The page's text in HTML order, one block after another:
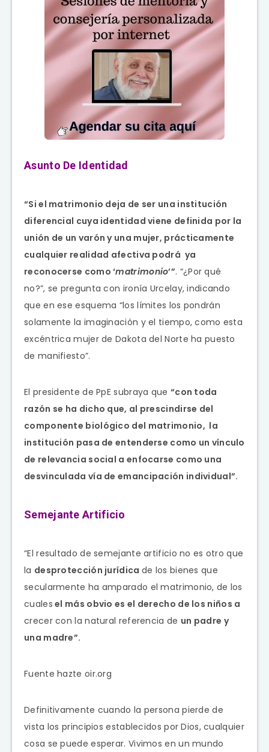
Asunto De Identidad
“Si el matrimonio deja de ser una institución
diferencial cuya identidad viene definida por la
unión de un varón y una mujer, prácticamente
cualquier realidad afectiva podrá ya
reconocerse como ‘matrimonio’”. “¿Por qué
no?”, se pregunta con ironía Urcelay, indicando
que en ese esquema “los límites los pondrán
solamente la imaginación y el tiempo, como esta
excéntrica mujer de Dakota del Norte ha puesto
de manifiesto”.
El presidente de PpE subraya que “con toda
razón se ha dicho que, al prescindirse del
componente biológico del matrimonio, la
institución pasa de entenderse como un vínculo
de relevancia social a enfocarse como una
desvinculada vía de emancipación individual”.
Semejante Artificio
“El resultado de semejante artificio no es otro que
la desprotección jurídica de los bienes que
secularmente ha amparado el matrimonio, de los
cuales el más obvio es el derecho de los niños a
crecer con la natural referencia de un padre y
una madre”.
Fuente hazte oir.org
Definitivamente cuando la persona pierde de
vista los principios establecidos por Dios, cualquier
cosa se puede esperar. Vivimos en un mundo